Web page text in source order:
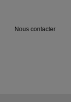
Nous contacter